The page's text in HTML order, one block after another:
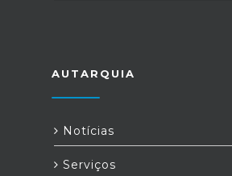
AUTARQUIA
Notícias
Serviços